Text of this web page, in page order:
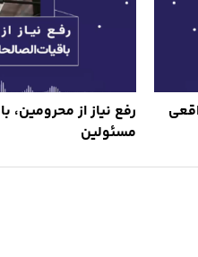
رفع نیاز از محرومین،
مسئولین